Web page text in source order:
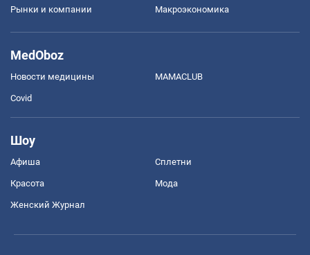
Рынки и компании Mакроэкономика
MedOboz
Новости медицины MAMACLUB
Covid
Шоу
Афиша Сплетни
Красота Мода
Женский Журнал